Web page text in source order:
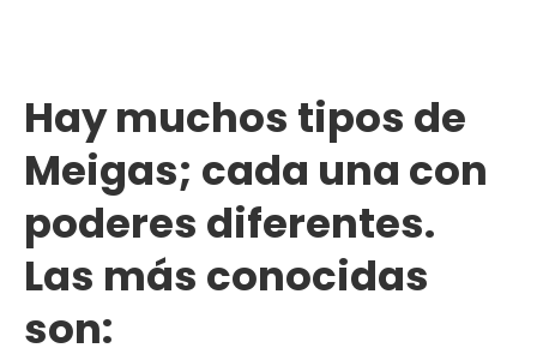
Hay muchos tipos de
Meigas; cada una con
poderes diferentes.
Las más conocidas
son: